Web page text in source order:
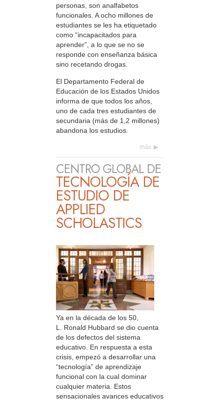
personas, son analfabetos
funcionales. A ocho millones de
estudiantes se les ha etiquetado
como “incapacitados para
aprender”, a lo que se no se
responde con enseñanza básica
sino recetando drogas.
El Departamento Federal de
Educación de los Estados Unidos
informa de que todos los años,
uno de cada tres estudiantes de
secundaria (más de 1,2 millones)
abandona los estudios.
más
CENTRO GLOBAL DE
TECNOLOGÍA DE
ESTUDIO DE
APPLIED
SCHOLASTICS
Ya en la década de los 50,
L. Ronald Hubbard se dio cuenta
de los defectos del sistema
educativo. En respuesta a esta
crisis, empezó a desarrollar una
“tecnología” de aprendizaje
funcional con la cual dominar
cualquier materia. Estos
sensacionales avances educativos